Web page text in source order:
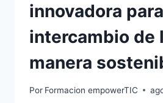
innovadora
intercambio de
manera
Por Formacion empowerTIC